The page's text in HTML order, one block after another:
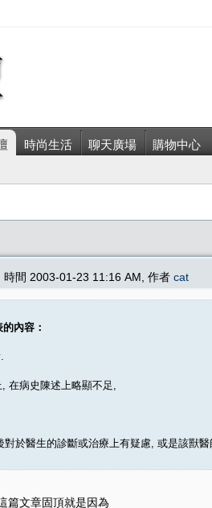
時尚生活 聊天廣場 購物中心
, 時間 2003-01-23 11:16 AM, 作者 cat
內容：
在病史陳述上略顯不足,
於醫生的診斷或治療上有疑慮, 或是該獸
篇文章固頂就是因為